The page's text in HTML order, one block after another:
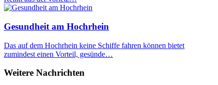
Gesundheit am Hochrhein
Das auf dem Hochrhein keine Schiffe fahren können bietet
zumindest einen Vorteil, gesünde…
Weitere Nachrichten